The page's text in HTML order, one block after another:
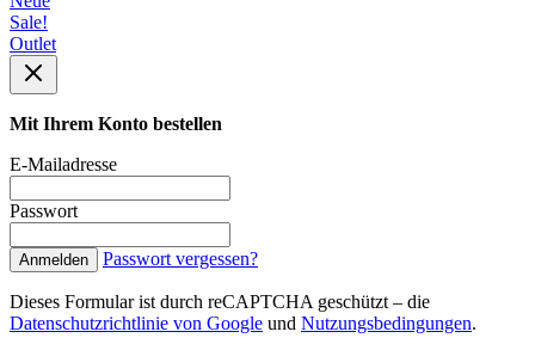
Sale!
Outlet
Mit Ihrem Konto bestellen
E-Mailadresse
Passwort
Anmelden Passwort vergessen?
Dieses Formular ist durch reCAPTCHA geschützt – die
Datenschutzrichtlinie von Google und Nutzungsbedingungen.